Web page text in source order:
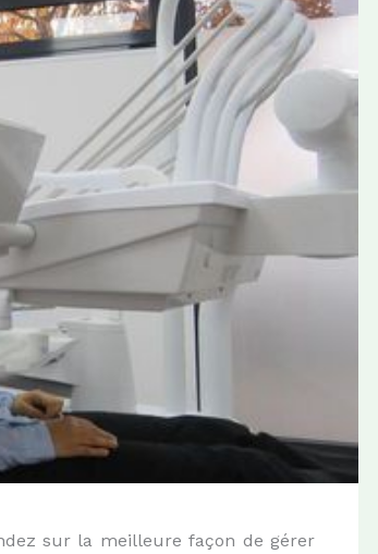
sur la meilleure façon de gérer